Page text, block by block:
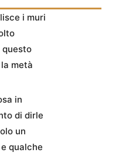
i muri
questo
metà
in
di dirle
un
qualche